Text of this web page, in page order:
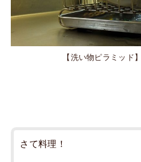
【洗い物ピラミッド
さて料理！